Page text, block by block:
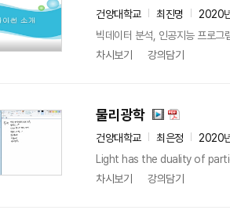
건양대학교 최진명
2020
빅데이터 분석, 인공지능 프로그
차시보기
강의담기
물리광학
건양대학교 최은정
2020
Light has the duality of
차시보기
강의담기